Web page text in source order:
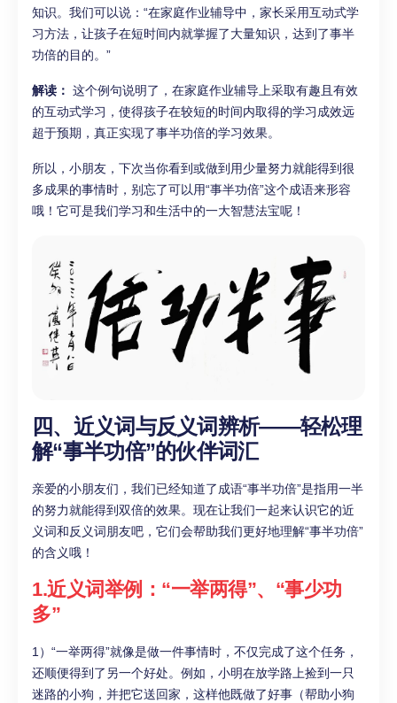
知识。我们可以说：“在家庭作业辅导中，家长采用互动式学
习方法，让孩子在短时间内就掌握了大量知识，达到了事半
功倍的目的。”
解读： 这个例句说明了，在家庭作业辅导上采取有趣且有效
的互动式学习，使得孩子在较短的时间内取得的学习成效远
超于预期，真正实现了事半功倍的学习效果。
所以，小朋友，下次当你看到或做到用少量努力就能得到很
多成果的事情时，别忘了可以用“事半功倍”这个成语来形容
哦！它可是我们学习和生活中的一大智慧法宝呢！
四、近义词与反义词辨析——轻松理
解“事半功倍”的伙伴词汇
亲爱的小朋友们，我们已经知道了成语“事半功倍”是指用一半
的努力就能得到双倍的效果。现在让我们一起来认识它的近
义词和反义词朋友吧，它们会帮助我们更好地理解“事半功倍”
的含义哦！
1.近义词举例：“一举两得”、“事少功
多”
1）“一举两得”就像是做一件事情时，不仅完成了这个任务，
还顺便得到了另一个好处。例如，小明在放学路上捡到一只
迷路的小狗，并把它送回家，这样他既做了好事（帮助小狗